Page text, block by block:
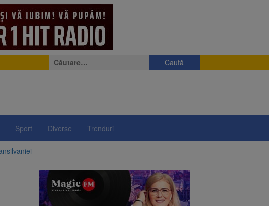
Caută
după:
Sport Diverse Trenduri
câteva zile
la Ormeniș